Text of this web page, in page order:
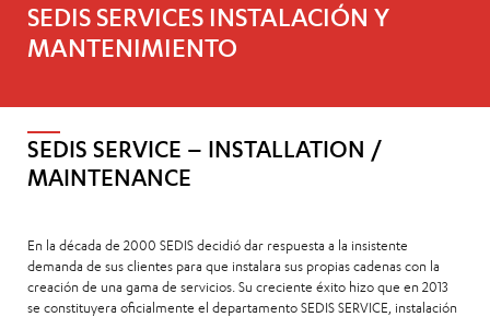
SEDIS SERVICES INSTALACIÓN Y
MANTENIMIENTO
SEDIS SERVICE – INSTALLATION /
MAINTENANCE
En la década de 2000 SEDIS decidió dar respuesta a la insistente
demanda de sus clientes para que instalara sus propias cadenas con la
creación de una gama de servicios. Su creciente éxito hizo que en 2013
se constituyera oficialmente el departamento SEDIS SERVICE, instalación